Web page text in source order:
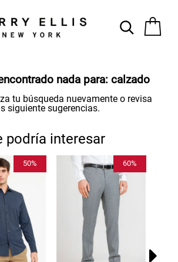
nada para: calzado
tu búsqueda nuevamente o revisa
siguiente sugerencias.
podría interesar
50% 60%